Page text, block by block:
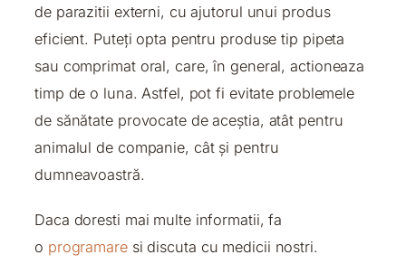
de parazitii externi, cu ajutorul unui produs
eficient. Puteți opta pentru produse tip pipeta
sau comprimat oral, care, în general, actioneaza
timp de o luna. Astfel, pot fi evitate problemele
de sănătate provocate de aceștia, atât pentru
animalul de companie, cât și pentru
dumneavoastră.
Daca doresti mai multe informatii, fa
o programaresi discuta cu medicii nostri.